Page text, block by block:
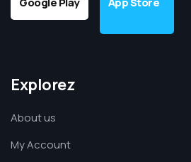
Explorez
About us
My Account